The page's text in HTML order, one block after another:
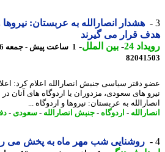
هشدار انصارالله به عربستان: نیروها و
قرار می گیرند
24
-بین الملل-1 ساعت پیش - جمعه 16 مرداد 1405، 14:47
دفتر سیاسی جنبش انصارالله اعلام کرد: اعلام
های سعودی، مزدوران یا اردوگاه های آنان در
به عربستان: نیروها و اردوگاه ...
-اردوگاه-جنبش انصارالله-سعودی-دفتر
روشنایی شب مهر ماه به پخش می رسد